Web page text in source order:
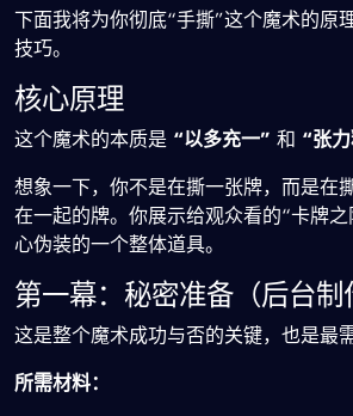
下面我将为你彻底“手撕”这个魔术的原
技巧。
核心原理
这个魔术的本质是 “以多充一” 和 “张
想象一下，你不是在撕一张牌，而是在
在一起的牌。你展示给观众看的“卡牌
心伪装的一个整体道具。
第一幕：秘密准备（后台制
这是整个魔术成功与否的关键，也是最
所需材料：